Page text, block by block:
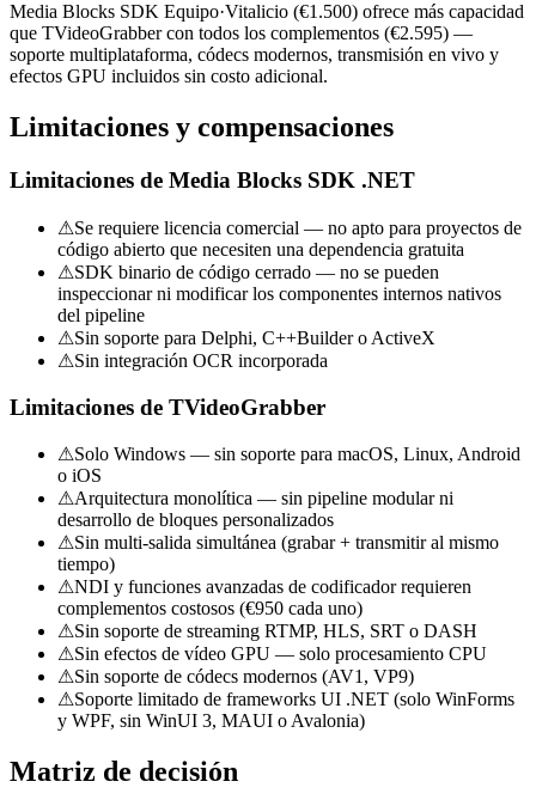
Media Blocks SDK Equipo·Vitalicio (€1.500) ofrece más capacidad
que TVideoGrabber con todos los complementos (€2.595) —
soporte multiplataforma, códecs modernos, transmisión en vivo y
efectos GPU incluidos sin costo adicional.
Limitaciones y compensaciones
Limitaciones de Media Blocks SDK .NET
⚠Se requiere licencia comercial — no apto para proyectos de
código abierto que necesiten una dependencia gratuita
⚠SDK binario de código cerrado — no se pueden
inspeccionar ni modificar los componentes internos nativos
del pipeline
⚠Sin soporte para Delphi, C++Builder o ActiveX
⚠Sin integración OCR incorporada
Limitaciones de TVideoGrabber
⚠Solo Windows — sin soporte para macOS, Linux, Android
o iOS
⚠Arquitectura monolítica — sin pipeline modular ni
desarrollo de bloques personalizados
⚠Sin multi-salida simultánea (grabar + transmitir al mismo
tiempo)
⚠NDI y funciones avanzadas de codificador requieren
complementos costosos (€950 cada uno)
⚠Sin soporte de streaming RTMP, HLS, SRT o DASH
⚠Sin efectos de vídeo GPU — solo procesamiento CPU
⚠Sin soporte de códecs modernos (AV1, VP9)
⚠Soporte limitado de frameworks UI .NET (solo WinForms
y WPF, sin WinUI 3, MAUI o Avalonia)
Matriz de decisión